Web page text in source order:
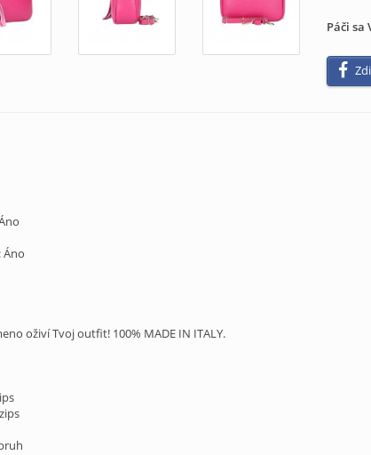
Páči
Áno
oživí Tvoj outfit! 100% MADE IN ITALY.